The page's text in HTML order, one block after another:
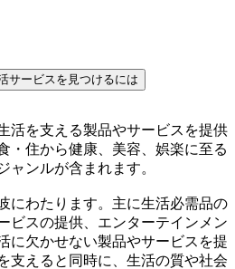
サービスを見つけるには
活を支える製品やサービスを提供
・住から健康、美容、娯楽に至る
ャンルが含まれます。
にわたります。主に生活必需品の
ビスの提供、エンターテインメン
に欠かせない製品やサービスを提
支えると同時に、生活の質や社会